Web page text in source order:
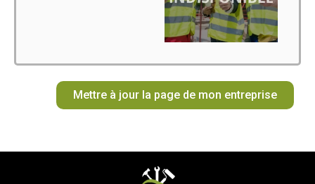
Mettre à jour la page de mon entreprise